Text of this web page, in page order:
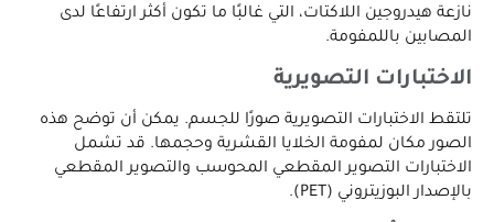
نازعة هيدروجين اللاكتات، التي غالبًا ما تكون أكثر ارتفاعًا لدى
المصابين باللمفومة.
الاختبارات التصويرية
تلتقط الاختبارات التصويرية صورًا للجسم. يمكن أن توضح هذه
الصور مكان لمفومة الخلايا القشرية وحجمها. قد تشمل
الاختبارات التصوير المقطعي المحوسب والتصوير المقطعي
بالإصدار البوزيتروني (PET).